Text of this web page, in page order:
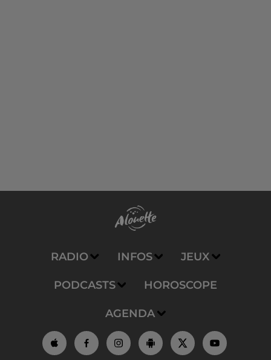
RADIO INFOS JEUX
PODCASTS HOROSCOPE
AGENDA